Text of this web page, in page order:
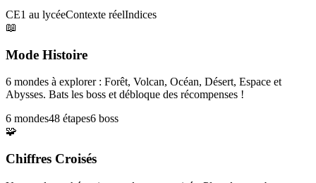
CE1 au lycéeContexte réelIndices
📖
Mode Histoire
6 mondes à explorer : Forêt, Volcan, Océan, Désert, Espace et
Abysses. Bats les boss et débloque des récompenses !
6 mondes48 étapes6 boss
🧩
Chiffres Croisés